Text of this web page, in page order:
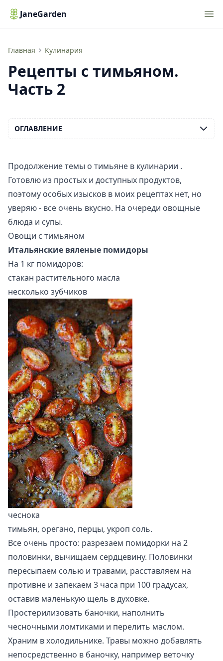
JaneGarden
Главная Кулинария
Рецепты с тимьяном. Часть 2
Рецепты с тимьяном.
Часть 2
Продолжение темы о тимьяне в кулинарии .
Готовлю из простых и доступных продуктов,
поэтому особых изысков в моих рецептах нет, но
уверяю - все очень вкусно. На очереди овощные
блюда и супы.
Овощи с тимьяном
Итальянские вяленые помидоры
На 1 кг помидоров:
стакан растительного масла
несколько зубчиков
чеснока
тимьян, орегано, перцы, укроп соль.
Все очень просто: разрезаем помидорки на 2
половинки, вычищаем сердцевину. Половинки
пересыпаем солью и травами, расставляем на
противне и запекаем 3 часа при 100 градусах,
оставив маленькую щель в духовке.
Простерилизовать баночки, наполнить
чесночными ломтиками и перелить маслом.
Храним в холодильнике. Травы можно добавлять
непосредственно в баночку, например веточку
ОГЛАВЛЕНИЕ